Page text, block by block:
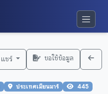
แชร์ ขอใช้ข้อมูล
ประเทศเมียนมาร์ 445